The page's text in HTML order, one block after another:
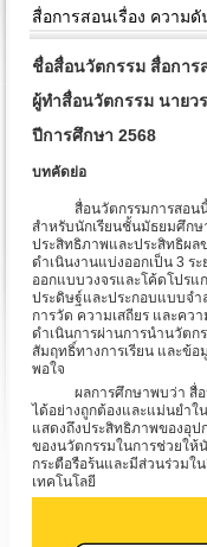
สื่อการสอนเรื่อง ความ
ชื่อสื่อนวัตกรรม สื่อการ
ผู้ทำสื่อนวัตกรรม นายว
ปีการศึกษา 2568
บทคัดย่อ
สื่อนวัตกรรมการสอนนี้มีวั
สำหรับนักเรียนชั้นมัธยมศึกษ
ประสิทธิภาพและประสิทธิผล
ดำเนินงานแบ่งออกเป็น 3 ร
ออกแบบวงจรและโค้ดโปร
ประดิษฐ์และประกอบแบบจำ
การวัด ความเสถียร และคว
ดำเนินการผ่านการนำนวัตก
สัมฤทธิ์ทางการเรียน และข้
พอใจ
ผลการศึกษาพบว่า สื่อนวั
ได้อย่างถูกต้องและแม่นยำใ
แสดงถึงประสิทธิภาพของอุป
ของนวัตกรรมในการช่วยให้
กระตือรือร้นและมีส่วนร่วมใ
เทคโนโลยี